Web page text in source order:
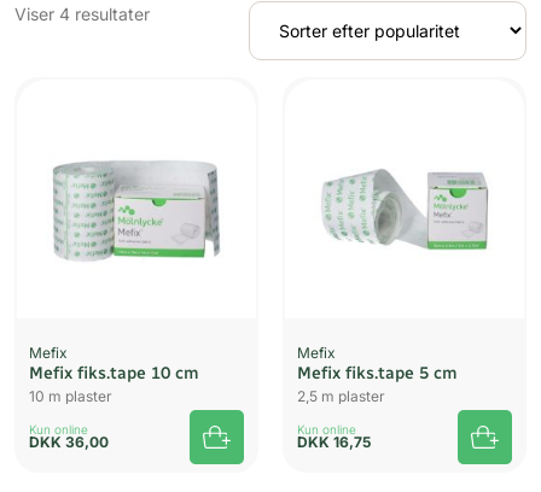
Viser 4 resultaterSorteret
Mefix
Mefix fiks.tape 10 cm
10 m plaster
Kun online
DKK 36,00
Mefix
Mefix fiks.tape 5 cm
2,5 m plaster
Kun online
DKK 16,75